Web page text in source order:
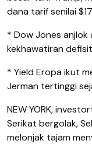
dana tarif senilai
* Dow Jones anjlok
kekhawatiran
* Yield Eropa ikut
Jerman tertinggi
NEW YORK,
Serikat bergolak,
melonjak tajam